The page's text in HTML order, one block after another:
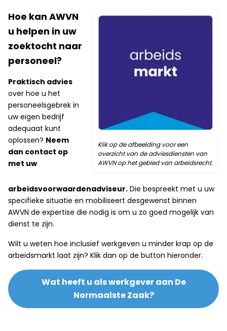
Klik op de afbeelding voor een
overzicht van de adviesdiensten van
AWVN op het gebied van arbeidsrecht.
Hoe kan AWVN
u helpen in uw
zoektocht naar
personeel?
Praktisch advies
over hoe u het
personeelsgebrek in
uw eigen bedrijf
adequaat kunt
oplossen? Neem
dan contact op
met uw
arbeidsvoorwaardenadviseur. Die bespreekt met u uw
specifieke situatie en mobiliseert desgewenst binnen
AWVN de expertise die nodig is om u zo goed mogelijk van
dienst te zijn.
Wilt u weten hoe inclusief werkgeven u minder krap op de
arbeidsmarkt laat zijn? Klik dan op de button hieronder.
Wat heeft u als werkgever aan De
Normaalste Zaak?